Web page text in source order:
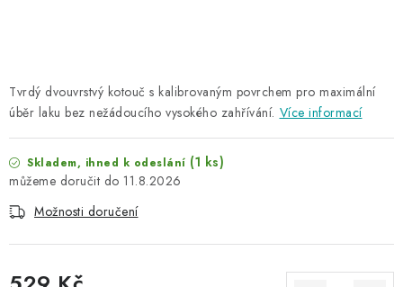
Věrnostní program
Všeobecné obchodní podmínky
Podmínky ochrany osobních údajů
Mapa serveru
Tvrdý dvouvrstvý kotouč s kalibrovaným povrchem pro maximální
úběr laku bez nežádoucího vysokého zahřívání. Více informací
Skladem, ihned k odeslání (1 ks)
11.8.2026
Možnosti doručení